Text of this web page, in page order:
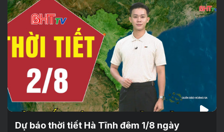
Dự báo thời tiết Hà Tĩnh đêm 1/8 ngày